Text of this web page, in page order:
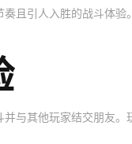
且引人入胜的战斗体
与其他玩家结交朋友